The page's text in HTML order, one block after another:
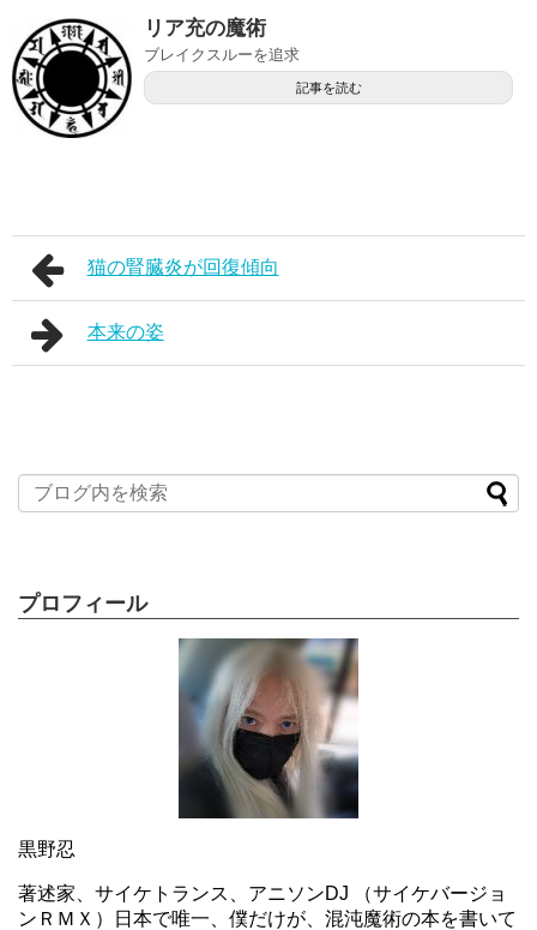
リア充の魔術
ブレイクスルーを追求
記事を読む
猫の腎臓炎が回復傾向
本来の姿
プロフィール
黒野忍
著述家、サイケトランス、アニソンDJ （サイケバージョ
ンＲＭＸ）日本で唯一、僕だけが、混沌魔術の本を書いて